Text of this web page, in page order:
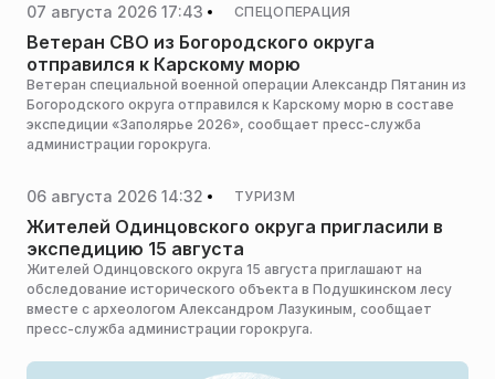
07 августа 2026 17:43 СПЕЦОПЕРАЦИЯ
Ветеран СВО из Богородского округа
отправился к Карскому морю
Ветеран специальной военной операции Александр Пятанин из
Богородского округа отправился к Карскому морю в составе
экспедиции «Заполярье 2026», сообщает пресс-служба
администрации горокруга.
06 августа 2026 14:32 ТУРИЗМ
Жителей Одинцовского округа пригласили в
экспедицию 15 августа
Жителей Одинцовского округа 15 августа приглашают на
обследование исторического объекта в Подушкинском лесу
вместе с археологом Александром Лазукиным, сообщает
пресс-служба администрации горокруга.